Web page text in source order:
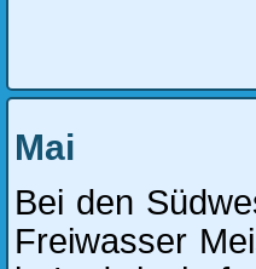
Mai
Bei den
Freiwasser